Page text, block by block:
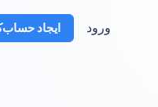
ورود ایجاد